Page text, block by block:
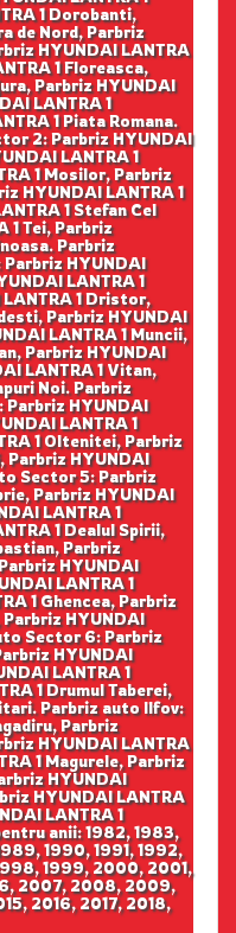
1 Dorobanti,
de Nord, Parbriz
HYUNDAI LANTRA
1 Floreasca,
Parbriz HYUNDAI
LANTRA 1
1 Piata Romana.
2: Parbriz HYUNDAI
LANTRA 1
1 Mosilor, Parbriz
HYUNDAI LANTRA 1
1 Stefan Cel
1 Tei, Parbriz
Parbriz
Parbriz HYUNDAI
LANTRA 1
1 Dristor,
Parbriz HYUNDAI
LANTRA 1 Muncii,
Parbriz HYUNDAI
LANTRA 1 Vitan,
Noi. Parbriz
Parbriz HYUNDAI
LANTRA 1
1 Oltenitei, Parbriz
Parbriz HYUNDAI
Sector 5: Parbriz
Parbriz HYUNDAI
LANTRA 1
1 Dealul Spirii,
Parbriz
HYUNDAI
LANTRA 1
1 Ghencea, Parbriz
Parbriz HYUNDAI
Sector 6: Parbriz
HYUNDAI
LANTRA 1
1 Drumul Taberei,
Parbriz auto Ilfov:
Parbriz
HYUNDAI LANTRA
1 Magurele, Parbriz
HYUNDAI
HYUNDAI LANTRA
LANTRA 1
anii: 1982, 1983,
1990, 1991, 1992,
1999, 2000, 2001,
2007, 2008, 2009,
2016, 2017, 2018,